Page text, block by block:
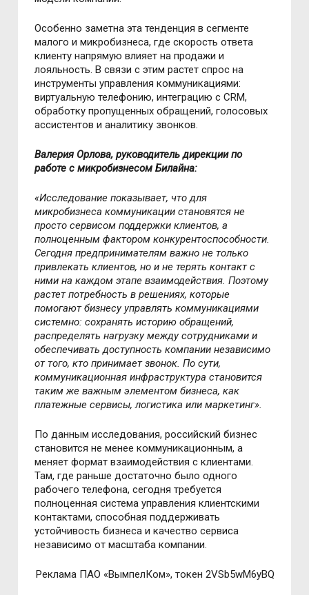
Особенно заметна эта тенденция в сегменте
малого и микробизнеса, где скорость ответа
клиенту напрямую влияет на продажи и
лояльность. В связи с этим растет спрос на
инструменты управления коммуникациями:
виртуальную телефонию, интеграцию с CRM,
обработку пропущенных обращений, голосовых
ассистентов и аналитику звонков.
Валерия Орлова, руководитель дирекции по
работе с микробизнесом Билайна:
«Исследование показывает, что для
микробизнеса коммуникации становятся не
просто сервисом поддержки клиентов, а
полноценным фактором конкурентоспособности.
Сегодня предпринимателям важно не только
привлекать клиентов, но и не терять контакт с
ними на каждом этапе взаимодействия. Поэтому
растет потребность в решениях, которые
помогают бизнесу управлять коммуникациями
системно: сохранять историю обращений,
распределять нагрузку между сотрудниками и
обеспечивать доступность компании независимо
от того, кто принимает звонок. По сути,
коммуникационная инфраструктура становится
таким же важным элементом бизнеса, как
платежные сервисы, логистика или маркетинг».
По данным исследования, российский бизнес
становится не менее коммуникационным, а
меняет формат взаимодействия с клиентами.
Там, где раньше достаточно было одного
рабочего телефона, сегодня требуется
полноценная система управления клиентскими
контактами, способная поддерживать
устойчивость бизнеса и качество сервиса
независимо от масштаба компании.
Реклама ПАО «ВымпелКом», токен 2VSb5wM6yBQ